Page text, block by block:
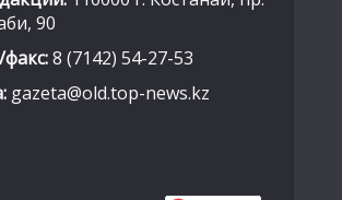
90
8 (7142) 54-27-53
gazeta@old.top-news.kz